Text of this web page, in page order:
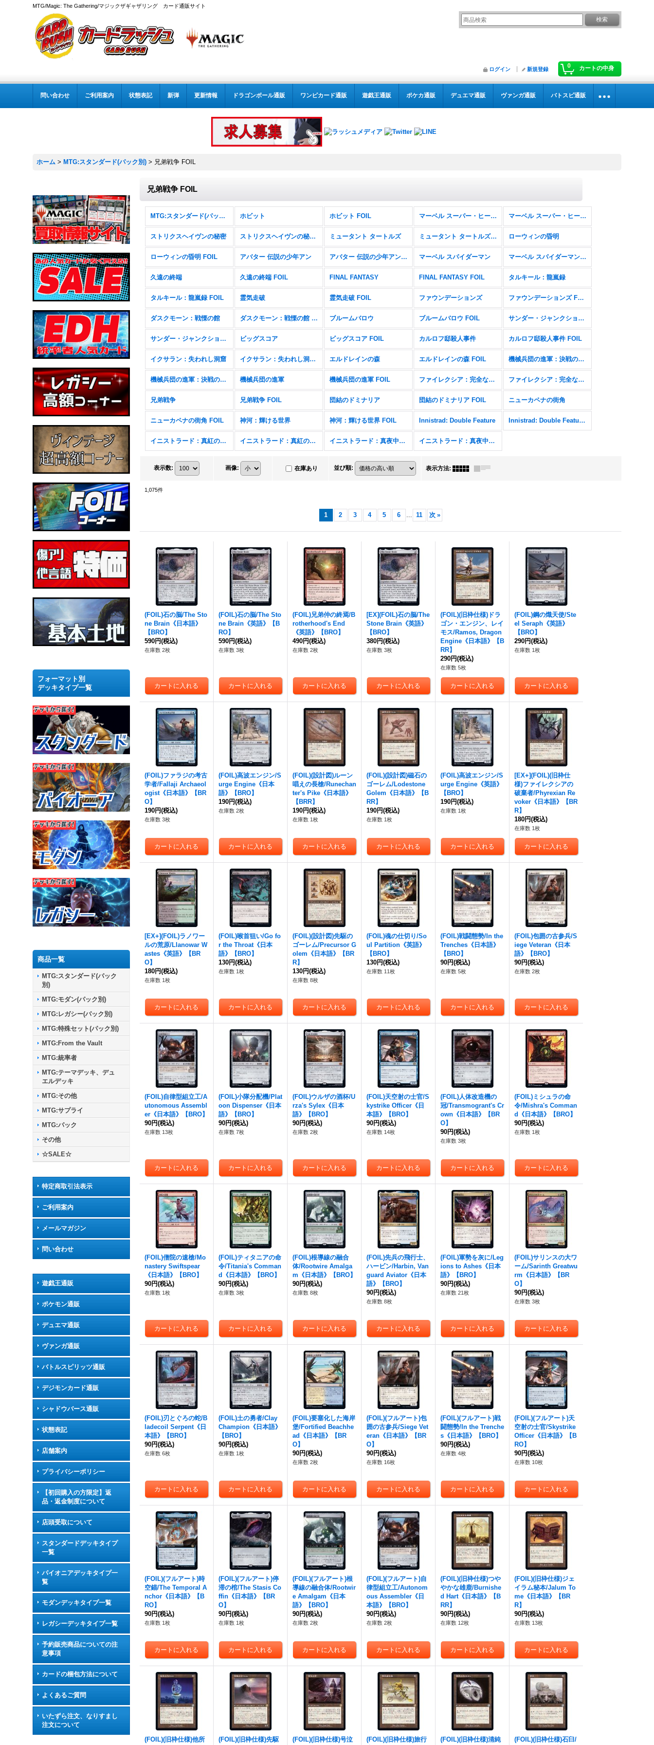
MTG/Magic: The Gathering/マジックザギャザリング カード通販サイト
0 カートの中身
ログイン 新規登録
問い合わせ ご利用案内 状態表記 新弾 更新情報 ドラゴンボール通販 ワンピカード通販 遊戯王通販 ポケカ通販 デュエマ通販 ヴァンガ通販 バトスピ通販
ホーム > MTG:スタンダード(パック別) > 兄弟戦争 FOIL
フォーマット別
デッキタイプ一覧
商品一覧
MTG:スタンダード(パック
別)
MTG:モダン(パック別)
MTG:レガシー(パック別)
MTG:特殊セット(パック別)
MTG:From the Vault
MTG:統率者
MTG:テーマデッキ、デュ
エルデッキ
MTG:その他
MTG:サプライ
MTG:パック
その他
☆SALE☆
特定商取引法表示
ご利用案内
メールマガジン
問い合わせ
遊戯王通販
ポケモン通販
デュエマ通販
ヴァンガ通販
バトルスピリッツ通販
デジモンカード通販
シャドウバース通販
状態表記
店舗案内
プライバシーポリシー
【初回購入の方限定】返
品・返金制度について
店頭受取について
スタンダードデッキタイプ
一覧
パイオニアデッキタイプ一
覧
モダンデッキタイプ一覧
レガシーデッキタイプ一覧
予約販売商品についての注
意事項
カードの梱包方法について
よくあるご質問
いたずら注文、なりすまし
注文について
兄弟戦争 FOIL
MTG:スタンダード(パック別) (全商品) ホビット ホビット FOIL マーベル スーパー・ヒーローズ マーベル スーパー・ヒーローズ FOIL
ストリクスヘイヴンの秘密 ストリクスヘイヴンの秘密 FOIL ミュータント タートルズ ミュータント タートルズ FOIL ローウィンの昏明
ローウィンの昏明 FOIL アバター 伝説の少年アン アバター 伝説の少年アン FOIL マーベル スパイダーマン マーベル スパイダーマン FOIL
久遠の終端 久遠の終端 FOIL FINAL FANTASY FINAL FANTASY FOIL タルキール：龍嵐録
タルキール：龍嵐録 FOIL 霊気走破 霊気走破 FOIL ファウンデーションズ ファウンデーションズ FOIL
ダスクモーン：戦慄の館 ダスクモーン：戦慄の館 FOIL ブルームバロウ ブルームバロウ FOIL サンダー・ジャンクションの無法者
サンダー・ジャンクションの無法者 FOIL ビッグスコア ビッグスコア FOIL カルロフ邸殺人事件 カルロフ邸殺人事件 FOIL
イクサラン：失われし洞窟 イクサラン：失われし洞窟 FOIL エルドレインの森 エルドレインの森 FOIL 機械兵団の進軍：決戦の後に
機械兵団の進軍：決戦の後に FOIL 機械兵団の進軍 機械兵団の進軍 FOIL ファイレクシア：完全なる統一 ファイレクシア：完全なる統一 FOIL
兄弟戦争 兄弟戦争 FOIL 団結のドミナリア 団結のドミナリア FOIL ニューカペナの街角
ニューカペナの街角 FOIL 神河：輝ける世界 神河：輝ける世界 FOIL Innistrad: Double Feature Innistrad: Double Feature FOIL
イニストラード：真紅の契り イニストラード：真紅の契り FOIL イニストラード：真夜中の狩り イニストラード：真夜中の狩り FOIL
表示数: 画像: 在庫あり 並び順: 表示方法:
1,075件
1 2 3 4 5 6 ... 11 次 »
(FOIL)石の脳/The Sto
ne Brain《日本語》
【BRO】
590円(税込)
在庫数 2枚
(FOIL)石の脳/The Sto
ne Brain《英語》【B
RO】
590円(税込)
在庫数 3枚
(FOIL)兄弟仲の終焉/B
rotherhood's End
《英語》【BRO】
490円(税込)
在庫数 2枚
[EX](FOIL)石の脳/The
Stone Brain《英語》
【BRO】
380円(税込)
在庫数 3枚
(FOIL)(旧枠仕様)ドラ
ゴン・エンジン、レイ
モス/Ramos, Dragon
Engine《日本語》【B
RR】
290円(税込)
在庫数 5枚
(FOIL)鋼の熾天使/Ste
el Seraph《英語》
【BRO】
290円(税込)
在庫数 1枚
(FOIL)ファラジの考古
学者/Fallaji Archaeol
ogist《日本語》【BR
O】
190円(税込)
在庫数 3枚
(FOIL)高波エンジン/S
urge Engine《日本
語》【BRO】
190円(税込)
在庫数 2枚
(FOIL)(設計図)ルーン
唱えの長槍/Runechan
ter's Pike《日本語》
【BRR】
190円(税込)
在庫数 1枚
(FOIL)(設計図)磁石の
ゴーレム/Lodestone
Golem《日本語》【B
RR】
190円(税込)
在庫数 1枚
(FOIL)高波エンジン/S
urge Engine《英語》
【BRO】
190円(税込)
在庫数 1枚
[EX+](FOIL)(旧枠仕
様)ファイレクシアの
破棄者/Phyrexian Re
voker《日本語》【BR
R】
180円(税込)
在庫数 1枚
[EX+](FOIL)ラノワー
ルの荒原/Llanowar W
astes《英語》【BR
O】
180円(税込)
在庫数 1枚
(FOIL)喉首狙い/Go fo
r the Throat《日本
語》【BRO】
130円(税込)
在庫数 1枚
(FOIL)(設計図)先駆の
ゴーレム/Precursor G
olem《日本語》【BR
R】
130円(税込)
在庫数 8枚
(FOIL)魂の仕切り/So
ul Partition《英語》
【BRO】
130円(税込)
在庫数 11枚
(FOIL)戦闘態勢/In the
Trenches《日本語》
【BRO】
90円(税込)
在庫数 5枚
(FOIL)包囲の古参兵/S
iege Veteran《日本
語》【BRO】
90円(税込)
在庫数 2枚
(FOIL)自律型組立工/A
utonomous Assembl
er《日本語》【BRO】
90円(税込)
在庫数 13枚
(FOIL)小隊分配機/Plat
oon Dispenser《日本
語》【BRO】
90円(税込)
在庫数 7枚
(FOIL)ウルザの酒杯/U
rza's Sylex《日本
語》【BRO】
90円(税込)
在庫数 2枚
(FOIL)天空射の士官/S
kystrike Officer《日
本語》【BRO】
90円(税込)
在庫数 14枚
(FOIL)人体改造機の
冠/Transmogrant's Cr
own《日本語》【BR
O】
90円(税込)
在庫数 3枚
(FOIL)ミシュラの命
令/Mishra's Comman
d《日本語》【BRO】
90円(税込)
在庫数 1枚
(FOIL)僧院の速槍/Mo
nastery Swiftspear
《日本語》【BRO】
90円(税込)
在庫数 1枚
(FOIL)ティタニアの命
令/Titania's Comman
d《日本語》【BRO】
90円(税込)
在庫数 3枚
(FOIL)根導線の融合
体/Rootwire Amalga
m《日本語》【BRO】
90円(税込)
在庫数 8枚
(FOIL)先兵の飛行士、
ハービン/Harbin, Van
guard Aviator《日本
語》【BRO】
90円(税込)
在庫数 8枚
(FOIL)軍勢を灰に/Leg
ions to Ashes《日本
語》【BRO】
90円(税込)
在庫数 21枚
(FOIL)サリンスの大ワ
ーム/Sarinth Greatwu
rm《日本語》【BR
O】
90円(税込)
在庫数 3枚
(FOIL)刃とぐろの蛇/B
ladecoil Serpent《日
本語》【BRO】
90円(税込)
在庫数 6枚
(FOIL)土の勇者/Clay
Champion《日本語》
【BRO】
90円(税込)
在庫数 1枚
(FOIL)要塞化した海岸
堡/Fortified Beachhe
ad《日本語》【BR
O】
90円(税込)
在庫数 2枚
(FOIL)(フルアート)包
囲の古参兵/Siege Vet
eran《日本語》【BR
O】
90円(税込)
在庫数 16枚
(FOIL)(フルアート)戦
闘態勢/In the Trenche
s《日本語》【BRO】
90円(税込)
在庫数 4枚
(FOIL)(フルアート)天
空射の士官/Skystrike
Officer《日本語》【B
RO】
90円(税込)
在庫数 10枚
(FOIL)(フルアート)時
空錨/The Temporal A
nchor《日本語》【B
RO】
90円(税込)
在庫数 1枚
(FOIL)(フルアート)停
滞の棺/The Stasis Co
ffin《日本語》【BR
O】
90円(税込)
在庫数 1枚
(FOIL)(フルアート)根
導線の融合体/Rootwir
e Amalgam《日本
語》【BRO】
90円(税込)
在庫数 2枚
(FOIL)(フルアート)自
律型組立工/Autonom
ous Assembler《日
本語》【BRO】
90円(税込)
在庫数 2枚
(FOIL)(旧枠仕様)つや
やかな雄鹿/Burnishe
d Hart《日本語》【B
RR】
90円(税込)
在庫数 12枚
(FOIL)(旧枠仕様)ジェ
イラム秘本/Jalum To
me《日本語》【BR
R】
90円(税込)
在庫数 13枚
(FOIL)(旧枠仕様)他所
(FOIL)(旧枠仕様)先駆
(FOIL)(旧枠仕様)号泣
(FOIL)(旧枠仕様)旅行
(FOIL)(旧枠仕様)清純
(FOIL)(旧枠仕様)石臼/